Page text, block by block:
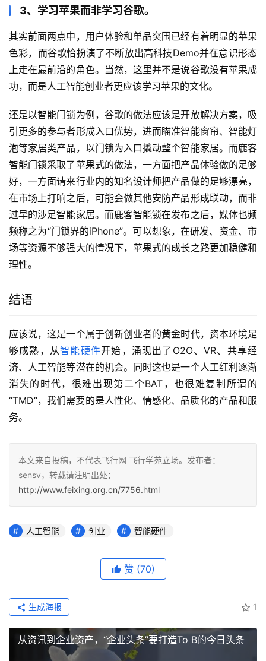
3、学习苹果而非学习谷歌。
其实前面两点中，用户体验和单品突围已经有着明显的苹果
色彩，而谷歌恰扮演了不断放出高科技Demo并在意识形态
上走在最前沿的角色。当然，这里并不是说谷歌没有苹果成
功，而是人工智能创业者更应该学习苹果的文化。
还是以智能门锁为例，谷歌的做法应该是开放解决方案，吸
引更多的参与者形成入口优势，进而瞄准智能窗帘、智能灯
泡等家居类产品，以门锁为入口撬动整个智能家居。而鹿客
智能门锁采取了苹果式的做法，一方面把产品体验做的足够
好，一方面请来行业内的知名设计师把产品做的足够漂亮，
在市场上打响之后，可能会做其他安防产品形成联动，而非
过早的涉足智能家居。而鹿客智能锁在发布之后，媒体也频
频称之为“门锁界的iPhone”。可以想象，在研发、资金、市
场等资源不够强大的情况下，苹果式的成长之路更加稳健和
理性。
结语
应该说，这是一个属于创新创业者的黄金时代，资本环境足
够成熟，从智能硬件开始，涌现出了O2O、VR、共享经
济、人工智能等潜在的机会。同时这也是一个人工红利逐渐
消失的时代，很难出现第二个BAT，也很难复制所谓的
“TMD”，我们需要的是人性化、情感化、品质化的产品和服
务。
本文来自投稿，不代表飞行网 飞行学苑立场。发布者：
sensv，转载请注明出处：
http://www.feixing.org.cn/7756.html
人工智能 创业 智能硬件
赞 (70)
1
生成海报
从资讯到企业资产，“企业头条”要打造To B的今日头条